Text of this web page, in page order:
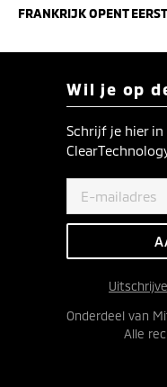
FRANKRIJK OPENT
Wil je op
Schrijf je hier
Onderdeel van
Alle